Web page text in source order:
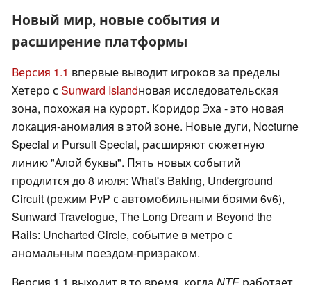
Новый мир, новые события и
расширение платформы
Версия 1.1 впервые выводит игроков за пределы
Хетеро с Sunward Islandновая исследовательская
зона, похожая на курорт. Коридор Эха - это новая
локация-аномалия в этой зоне. Новые дуги, Nocturne
Special и Pursuit Special, расширяют сюжетную
линию "Алой буквы". Пять новых событий
продлится до 8 июля: What's Baking, Underground
Circuit (режим PvP с автомобильными боями 6v6),
Sunward Travelogue, The Long Dream и Beyond the
Rails: Uncharted Circle, событие в метро с
аномальным поездом-призраком.